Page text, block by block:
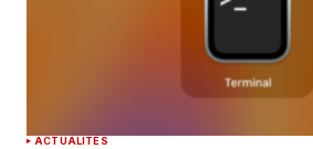
ACTUALITÉS